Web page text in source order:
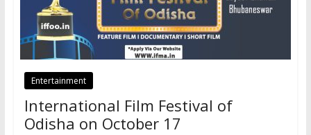
Entertainment
International Film Festival of
Odisha on October 17